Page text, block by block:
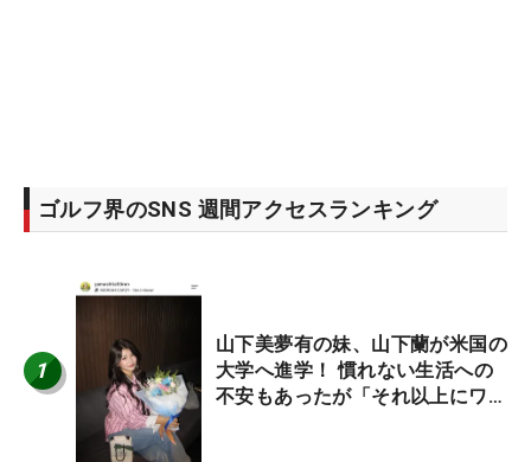
ゴルフ界のSNS 週間アクセスランキング
1
山下美夢有の妹、山下蘭が米国の
大学へ進学！ 慣れない生活への
不安もあったが「それ以上にワク